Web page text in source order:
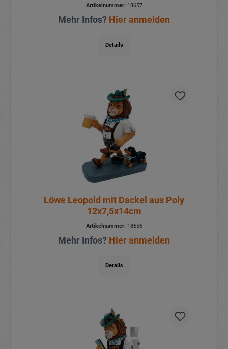
Artikelnummer:18657
Mehr Infos? Hier anmelden
Details
Löwe Leopold mit Dackel aus Poly
12x7,5x14cm
Artikelnummer:18656
Mehr Infos? Hier anmelden
Details